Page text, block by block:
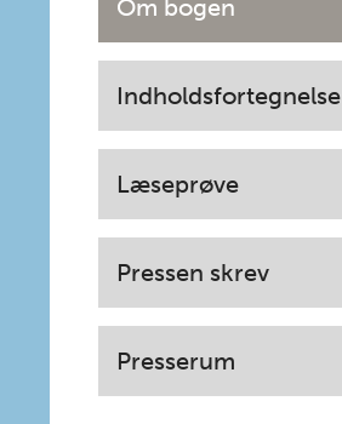
Om bogen
Indholdsfortegnelse
Læseprøve
Pressen skrev
Presserum